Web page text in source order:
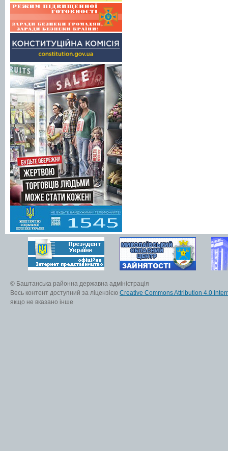
© Баштанська районна державна адміністрація
Весь контент доступний за ліцензією Creative Commons Attribution 4.0
якщо не вказано інше